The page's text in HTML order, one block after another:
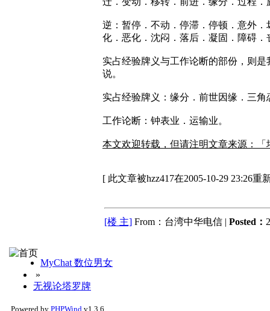
逆：暂停．不动．停滞．停顿．意外
化．恶化．沈闷．落后．凝固．障碍
实占经验牌义与工作论断的部份，则
说。
实占经验牌义：缘分．前世因缘．三
工作论断：钟表业．运输业。
本文欢迎转载，但请注明文章来源：
[ 此文章被hzz417在2005-10-29 23:26重
[楼 主] From：台湾中华电信 | Posted：
MyChat 数位男女
»
无视论塔罗牌
Powered by PHPWind v1.3.6